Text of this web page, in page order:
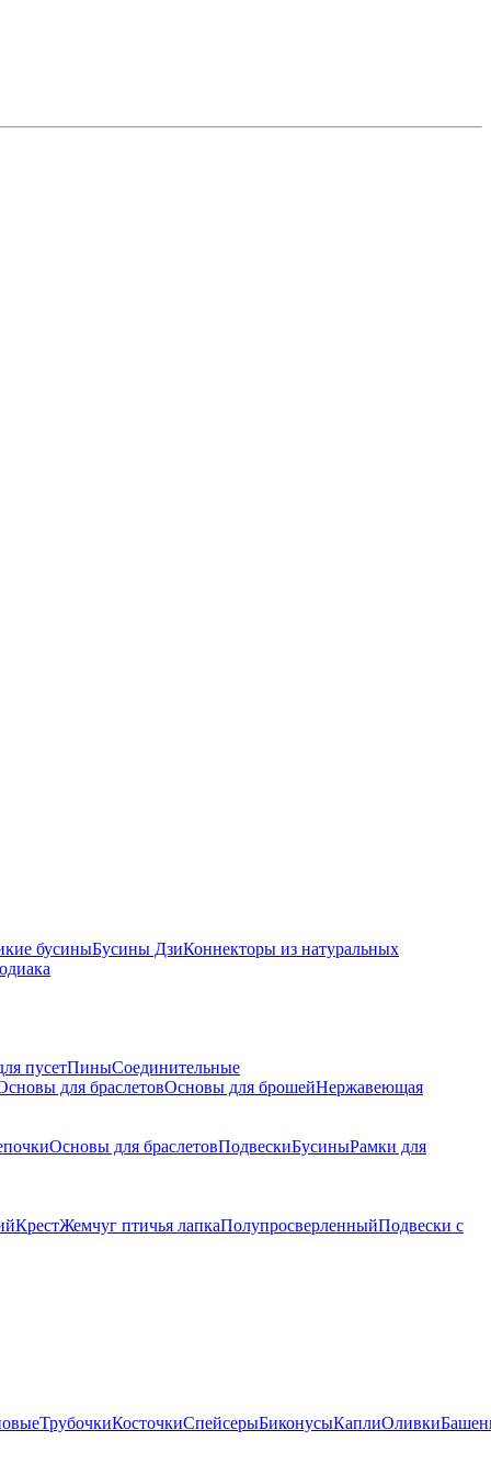
бусиныБусины ДзиКоннекторы из натуральных
пусетПиныСоединительные
для браслетовОсновы для брошейНержавеющая
Основы для браслетовПодвескиБусиныРамки для
КрестЖемчуг птичья лапкаПолупросверленныйПодвески с
ТрубочкиКосточкиСпейсерыБиконусыКаплиОливки